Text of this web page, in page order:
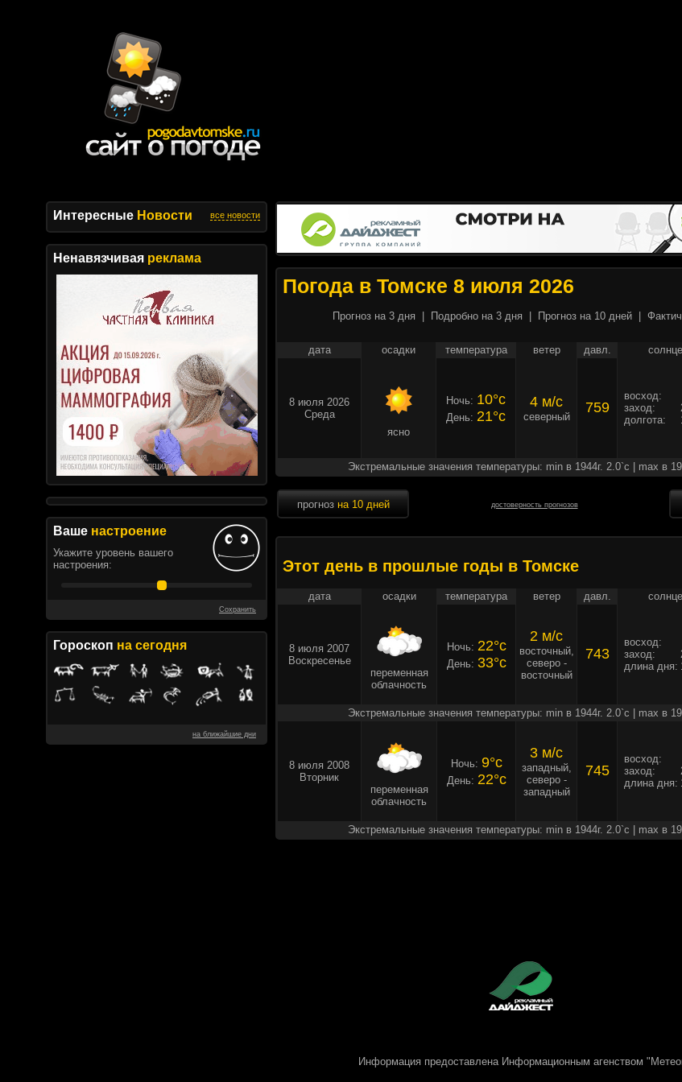
Интересные Новости все новости
Ненавязчивая реклама
Ваше настроение
Укажите уровень вашего
настроения:
Сохранить
Гороскоп на сегодня
на ближайшие дни
Погода в Томске 8 июля 2026
Прогноз на 3 дня Подробно на 3 дня Прогноз на 10 дней
дата осадки температура ветер давл. солнце
8 июля 2026
Среда
ясно
Ночь: 10°c
День: 21°c
4 м/c
северный
759
восход:
заход:
долгота:
Экстремальные значения температуры: min в 1944г. 2.0`c | max в
прогноз на 10 дней достоверность прогнозов
Этот день в прошлые годы в Томске
дата осадки температура ветер давл. солнце
8 июля 2007
Воскресенье
переменная
облачность
Ночь: 22°c
День: 33°c
2 м/c
восточный,
северо -
восточный
743
восход:
заход:
длина дня:
Экстремальные значения температуры: min в 1944г. 2.0`c | max в
8 июля 2008
Вторник
переменная
облачность
Ночь: 9°c
День: 22°c
3 м/c
западный,
северо -
западный
745
восход:
заход:
длина дня:
Экстремальные значения температуры: min в 1944г. 2.0`c | max в
Информация предоставлена Информационным агенством